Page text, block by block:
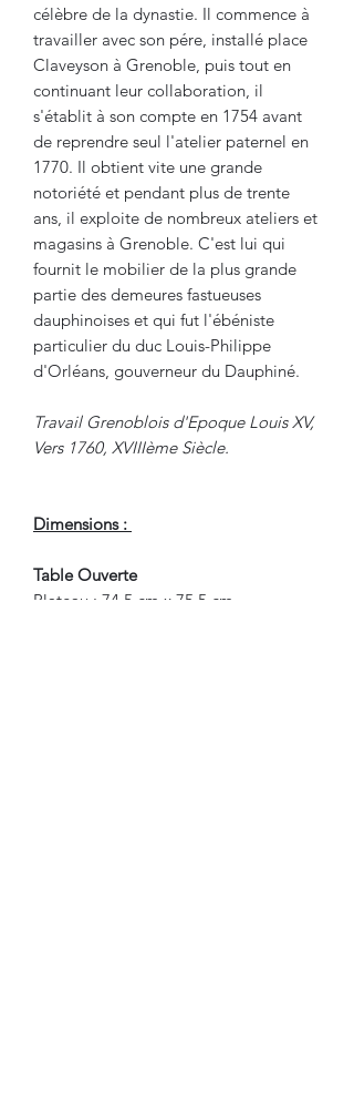
célèbre de la dynastie. Il commence à
travailler avec son pére, installé place
Claveyson à Grenoble, puis tout en
continuant leur collaboration, il
s'établit à son compte en 1754 avant
de reprendre seul l'atelier paternel en
1770. Il obtient vite une grande
notoriété et pendant plus de trente
ans, il exploite de nombreux ateliers et
magasins à Grenoble. C'est lui qui
fournit le mobilier de la plus grande
partie des demeures fastueuses
dauphinoises et qui fut l'ébéniste
particulier du duc Louis-Philippe
d'Orléans, gouverneur du Dauphiné.
Travail Grenoblois d'Epoque Louis XV,
Vers 1760, XVIIIème Siècle.
Dimensions :
Table Ouverte
Plateau : 74.5 cm x 75.5 cm